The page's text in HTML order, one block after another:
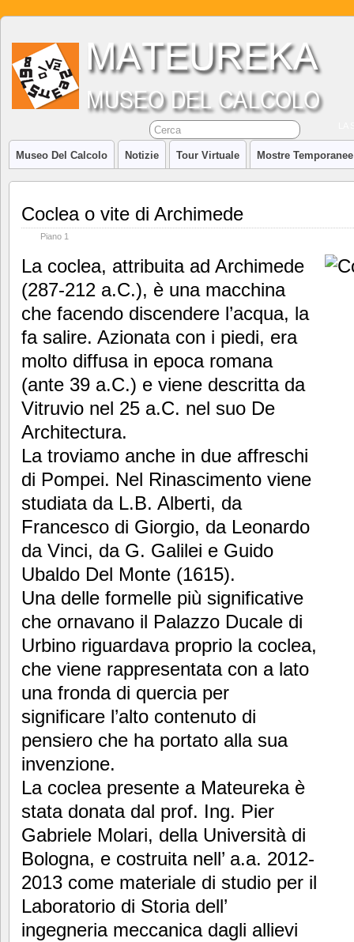
Museo Del Calcolo Notizie Tour Virtuale Mostre Temporanee
Coclea o vite di Archimede
Piano 1
La coclea, attribuita ad Archimede
(287-212 a.C.), è una macchina
che facendo discendere l’acqua, la
fa salire. Azionata con i piedi, era
molto diffusa in epoca romana
(ante 39 a.C.) e viene descritta da
Vitruvio nel 25 a.C. nel suo De
Architectura.
La troviamo anche in due affreschi
di Pompei. Nel Rinascimento viene
studiata da L.B. Alberti, da
Francesco di Giorgio, da Leonardo
da Vinci, da G. Galilei e Guido
Ubaldo Del Monte (1615).
Una delle formelle più significative
che ornavano il Palazzo Ducale di
Urbino riguardava proprio la coclea,
che viene rappresentata con a lato
una fronda di quercia per
significare l’alto contenuto di
pensiero che ha portato alla sua
invenzione.
La coclea presente a Mateureka è
stata donata dal prof. Ing. Pier
Gabriele Molari, della Università di
Bologna, e costruita nell’ a.a. 2012-
2013 come materiale di studio per il
Laboratorio di Storia dell’
ingegneria meccanica dagli allievi